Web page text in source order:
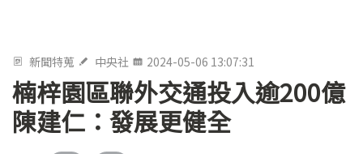
新聞特蒐 中央社 2024-05-06 13:07:31
楠梓園區聯外交通投入逾200億
陳建仁：發展更健全